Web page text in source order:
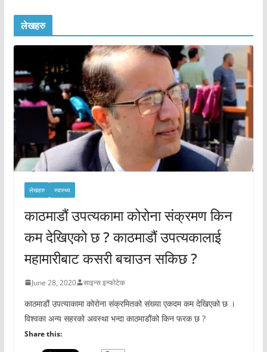
लेखहरु
लेखहरु स्वास्थ्य
काठमाडौं उपत्यकामा कोरोना संक्रमण किन
कम देखिएको छ ? काठमाडौं उपत्यकालाई
महामारीबाट कसरी बचाउन सकिछ ?
June 28, 2020 साइन्स इन्फोटेक
काठमाडौं उपत्याकामा कोरोना संक्रमितको संख्या एकदम कम देखिएको छ ।
विश्वका अन्य सहरको अवस्था भन्दा काठमाडौंको किन फरक छ ?
Share this: